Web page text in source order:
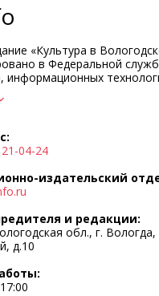
«Культура в
в Федеральной
информационных
номер и дата
КУ ВО «Информационно-
и редакции: 160000,
Марии Ульяновой, д.10
— Легчанова Елена
обработки
или частичном
на cultinfo.ru
ответственности за
04-24
издательский
и редакции:
обл., г.
д.10